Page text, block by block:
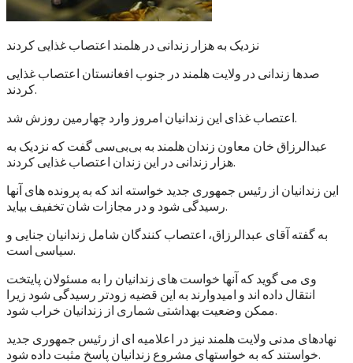
نزدیک به هزار زندانی در هلمند اعتصاب غذایی کردند
صدها زندانی در ولایت هلمند در جنوب افغانستان اعتصاب غذایی
کردند.
اعتصاب غذای این زندانیان امروز وارد چهارمین روزش شد.
عبدالرزاق خان معاون زندان هلمند به بی‌بی‌سی گفت که نزدیک به
هزار زندانی در این زندان اعتصاب غذایی کردند.
این زندانیان از رئیس جمهوری جدید خواسته اند که به پرونده های آنها
رسیدگی شود و در مجازات شان تخفیف بیاید.
به گفته آقای عبدالرزاق، اعتصاب کنندگان شامل زندانیان جنایی و
سیاسی است.
وی می گوید که آنها خواست های زندانیان را به مسئولان پایتخت
انتقال داده اند و امیدوارند به این قضیه زودتر رسیدگی شود زیرا
ممکن وضعیت بهداشتی شماری از زندانیان خراب شود.
نهادهای مدنی ولایت هلمند نیز در اعلامیه ای از رئیس جمهوری جدید
خواستند که به خواستهای مشروع زندانیان پاسخ مثبت داده شود.